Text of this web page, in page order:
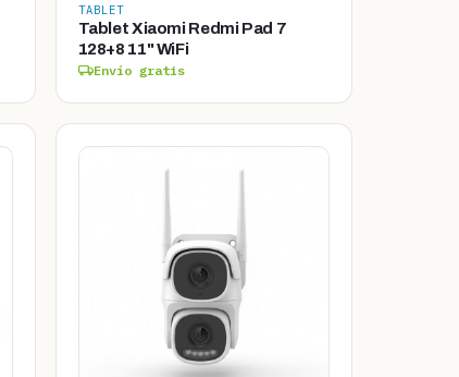
TABLET
Tablet Xiaomi Redmi Pad 7
128+8 11" WiFi
Envío gratis